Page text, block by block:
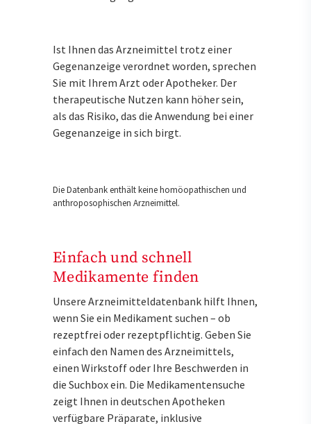
Ist Ihnen das Arzneimittel trotz einer
Gegenanzeige verordnet worden, sprechen
Sie mit Ihrem Arzt oder Apotheker. Der
therapeutische Nutzen kann höher sein,
als das Risiko, das die Anwendung bei einer
Gegenanzeige in sich birgt.
Die Datenbank enthält keine homöopathischen und
anthroposophischen Arzneimittel.
Einfach und schnell
Medikamente finden
Unsere Arzneimitteldatenbank hilft Ihnen,
wenn Sie ein Medikament suchen – ob
rezeptfrei oder rezeptpflichtig. Geben Sie
einfach den Namen des Arzneimittels,
einen Wirkstoff oder Ihre Beschwerden in
die Suchbox ein. Die Medikamentensuche
zeigt Ihnen in deutschen Apotheken
verfügbare Präparate, inklusive